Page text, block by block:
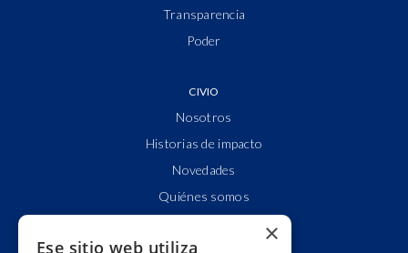
Transparencia
Poder
CIVIO
Nosotros
Historias de impacto
Novedades
Quiénes somos
Alianzas y redes
×
Ese sitio web utiliza